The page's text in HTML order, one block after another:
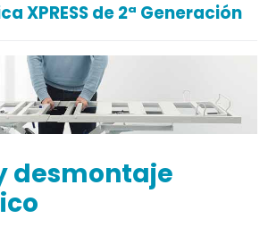
XPRESS de 2ª Generación
desmontaje